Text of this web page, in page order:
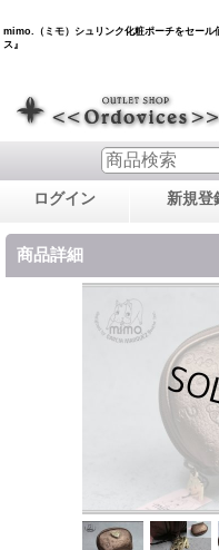
mimo.（ミモ）シュリンク化粧ポーチをセール
ス』
ログイン 新規登
商品詳細